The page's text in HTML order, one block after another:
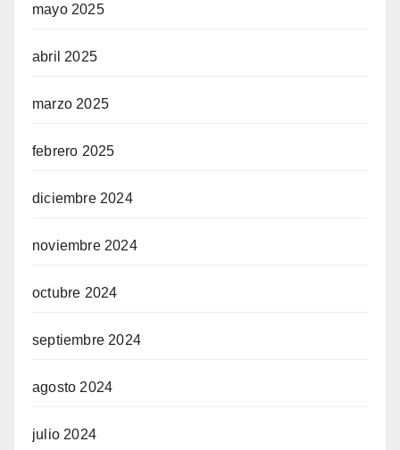
mayo 2025
abril 2025
marzo 2025
febrero 2025
diciembre 2024
noviembre 2024
octubre 2024
septiembre 2024
agosto 2024
julio 2024